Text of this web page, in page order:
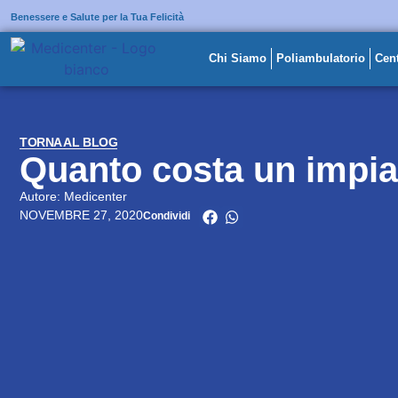
Benessere e Salute per la Tua Felicità
Chi Siamo Poliambulatorio
TORNA AL BLOG
Quanto costa un
Autore: Medicenter
NOVEMBRE 27, 2020Condividi